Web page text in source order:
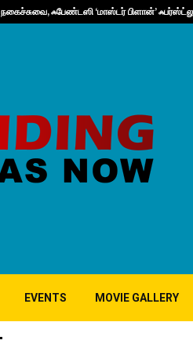
நகைச்சுவை, ஃபேண்டஸி ‘மாஸ்டர் பிளான்’
EVENTS MOVIE GALLERY